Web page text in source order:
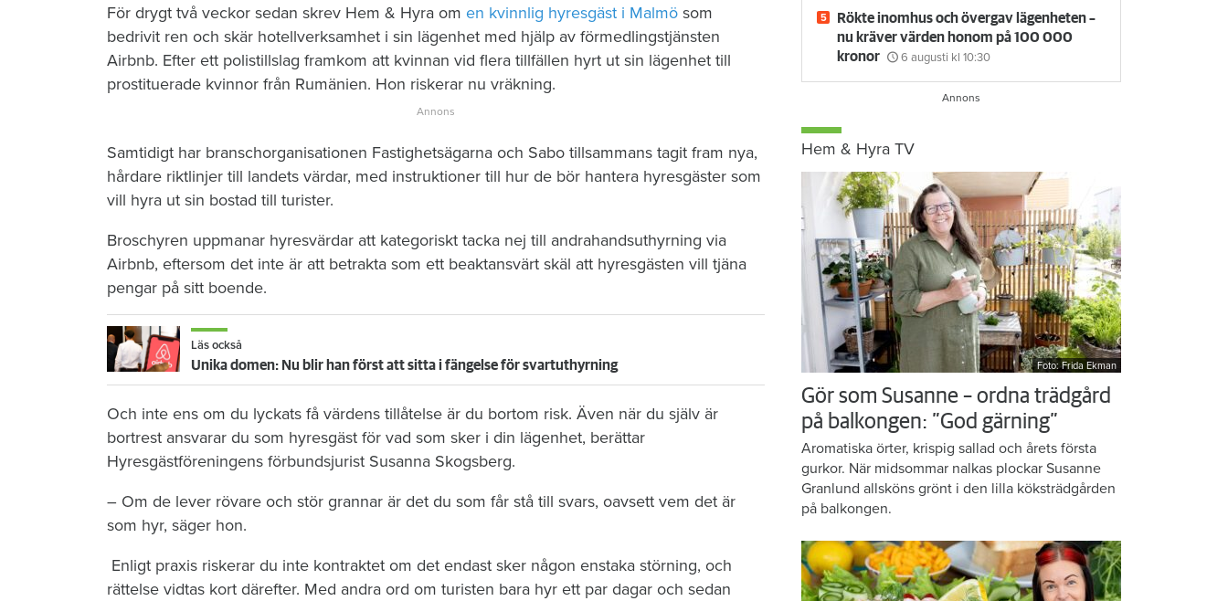
För drygt två veckor sedan skrev Hem & Hyra om en kvinnlig hyresgäst i Malmö som
bedrivit ren och skär hotellverksamhet i sin lägenhet med hjälp av förmedlingstjänsten
Airbnb. Efter ett polistillslag framkom att kvinnan vid flera tillfällen hyrt ut sin lägenhet till
prostituerade kvinnor från Rumänien. Hon riskerar nu vräkning.
Samtidigt har branschorganisationen Fastighetsägarna och Sabo tillsammans tagit fram nya,
hårdare riktlinjer till landets värdar, med instruktioner till hur de bör hantera hyresgäster som
vill hyra ut sin bostad till turister.
Broschyren uppmanar hyresvärdar att kategoriskt tacka nej till andrahandsuthyrning via
Airbnb, eftersom det inte är att betrakta som ett beaktansvärt skäl att hyresgästen vill tjäna
pengar på sitt boende.
Läs också
Unika domen: Nu blir han först att sitta i fängelse för svartuthyrning
Och inte ens om du lyckats få värdens tillåtelse är du bortom risk. Även när du själv är
bortrest ansvarar du som hyresgäst för vad som sker i din lägenhet, berättar
Hyresgästföreningens förbundsjurist Susanna Skogsberg.
– Om de lever rövare och stör grannar är det du som får stå till svars, oavsett vem det är
som hyr, säger hon.
Enligt praxis riskerar du inte kontraktet om det endast sker någon enstaka störning, och
rättelse vidtas kort därefter. Med andra ord om turisten bara hyr ett par dagar och sedan
Rökte inomhus och övergav lägenheten –
nu kräver värden honom på 100 000
kronor
6 augusti kl 10:30
Hem & Hyra TV
Foto: Frida Ekman
Gör som Susanne – ordna trädgård
på balkongen: ”God gärning”
Aromatiska örter, krispig sallad och årets första
gurkor. När midsommar nalkas plockar Susanne
Granlund allsköns grönt i den lilla köksträdgården
på balkongen.